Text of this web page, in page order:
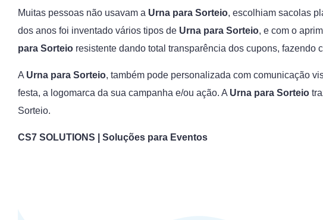
Muitas pessoas não usavam a Urna para Sorteio, escolhiam sacolas
dos anos foi inventado vários tipos de Urna para Sorteio, e com o
para Sorteio resistente dando total transparência dos cupons,
A Urna para Sorteio, também pode personalizada com comunicação
festa, a logomarca da sua campanha e/ou ação. A Urna para Sorteio
Sorteio.
CS7 SOLUTIONS | Soluções para Eventos